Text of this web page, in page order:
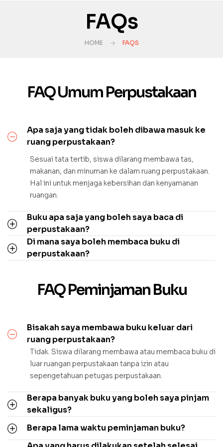
FAQs
HOME FAQS
FAQ Umum Perpustakaan
Apa saja yang tidak boleh dibawa masuk ke
ruang perpustakaan?
Sesuai tata tertib, siswa dilarang membawa tas,
makanan, dan minuman ke dalam ruang perpustakaan.
Hal ini untuk menjaga kebersihan dan kenyamanan
ruangan.
Buku apa saja yang boleh saya baca di
perpustakaan?
Di mana saya boleh membaca buku di
perpustakaan?
FAQ Peminjaman Buku
Bisakah saya membawa buku keluar dari
ruang perpustakaan?
Tidak. Siswa dilarang membawa atau membaca buku di
luar ruangan perpustakaan tanpa izin atau
sepengetahuan petugas perpustakaan.
Berapa banyak buku yang boleh saya pinjam
sekaligus?
Berapa lama waktu peminjaman buku?